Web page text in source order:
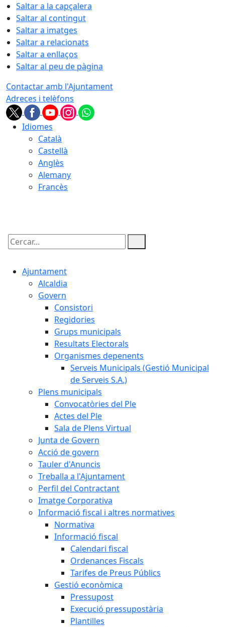
Saltar a la capçalera
Saltar al contingut
Saltar a imatges
Saltar a relacionats
Saltar a enllaços
Saltar al peu de pàgina
Contactar amb l'Ajuntament
Adreces i telèfons
Idiomes
Català
Castellà
Anglès
Alemany
Francès
Cercar:
Ajuntament
Alcaldia
Govern
Consistori
Regidories
Grups municipals
Resultats Electorals
Organismes depenents
Serveis Municipals (Gestió Municipal
de Serveis S.A.)
Plens municipals
Convocatòries del Ple
Actes del Ple
Sala de Plens Virtual
Junta de Govern
Acció de govern
Tauler d'Anuncis
Treballa a l'Ajuntament
Perfil del Contractant
Imatge Corporativa
Informació fiscal i altres normatives
Normativa
Informació fiscal
Calendari fiscal
Ordenances Fiscals
Tarifes de Preus Públics
Gestió econòmica
Pressupost
Execució pressupostària
Plantilles